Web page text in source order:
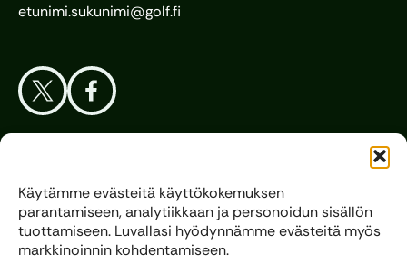
Käytämme evästeitä käyttökokemuksen
parantamiseen, analytiikkaan ja personoidun sisällön
tuottamiseen. Luvallasi hyödynnämme evästeitä myös
markkinoinnin kohdentamiseen.
etunimi.sukunimi@golf.fi
Liitto